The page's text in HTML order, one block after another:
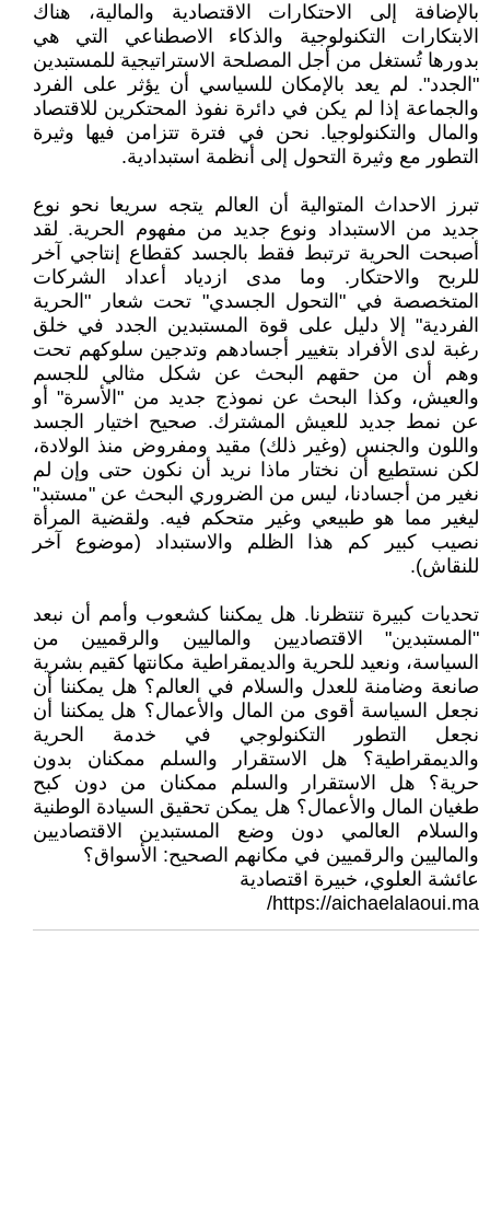
بالإضافة إلى الاحتكارات الاقتصادية والمالية، هناك
الابتكارات التكنولوجية والذكاء الاصطناعي التي هي
بدورها تُستغل من أجل المصلحة الاستراتيجية للمستبدين
"الجدد". لم يعد بالإمكان للسياسي أن يؤثر على الفرد
والجماعة إذا لم يكن في دائرة نفوذ المحتكرين للاقتصاد
والمال والتكنولوجيا. نحن في فترة تتزامن فيها وثيرة
التطور مع وثيرة التحول إلى أنظمة استبدادية.
تبرز الاحداث المتوالية أن العالم يتجه سريعا نحو نوع
جديد من الاستبداد ونوع جديد من مفهوم الحرية. لقد
أصبحت الحرية ترتبط فقط بالجسد كقطاع إنتاجي آخر
للربح والاحتكار. وما مدى ازدياد أعداد الشركات
المتخصصة في "التحول الجسدي" تحت شعار "الحرية
الفردية" إلا دليل على قوة المستبدين الجدد في خلق
رغبة لدى الأفراد بتغيير أجسادهم وتدجين سلوكهم تحت
وهم أن من حقهم البحث عن شكل مثالي للجسم
والعيش، وكذا البحث عن نموذج جديد من "الأسرة" أو
عن نمط جديد للعيش المشترك. صحيح اختيار الجسد
واللون والجنس (وغير ذلك) مقيد ومفروض منذ الولادة،
لكن نستطيع أن نختار ماذا نريد أن نكون حتى وإن لم
نغير من أجسادنا، ليس من الضروري البحث عن "مستبد"
ليغير مما هو طبيعي وغير متحكم فيه. ولقضية المرأة
نصيب كبير كم هذا الظلم والاستبداد (موضوع آخر
للنقاش).
تحديات كبيرة تنتظرنا. هل يمكننا كشعوب وأمم أن نبعد
"المستبدين" الاقتصاديين والماليين والرقميين من
السياسة، ونعيد للحرية والديمقراطية مكانتها كقيم بشرية
صانعة وضامنة للعدل والسلام في العالم؟ هل يمكننا أن
نجعل السياسة أقوى من المال والأعمال؟ هل يمكننا أن
نجعل التطور التكنولوجي في خدمة الحرية
والديمقراطية؟ هل الاستقرار والسلم ممكنان بدون
حرية؟ هل الاستقرار والسلم ممكنان من دون كبح
طغيان المال والأعمال؟ هل يمكن تحقيق السيادة الوطنية
والسلام العالمي دون وضع المستبدين الاقتصاديين
والماليين والرقميين في مكانهم الصحيح: الأسواق؟
عائشة العلوي، خبيرة اقتصادية
https://aichaelalaoui.ma/